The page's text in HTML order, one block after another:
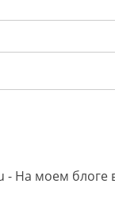
- На моем блоге